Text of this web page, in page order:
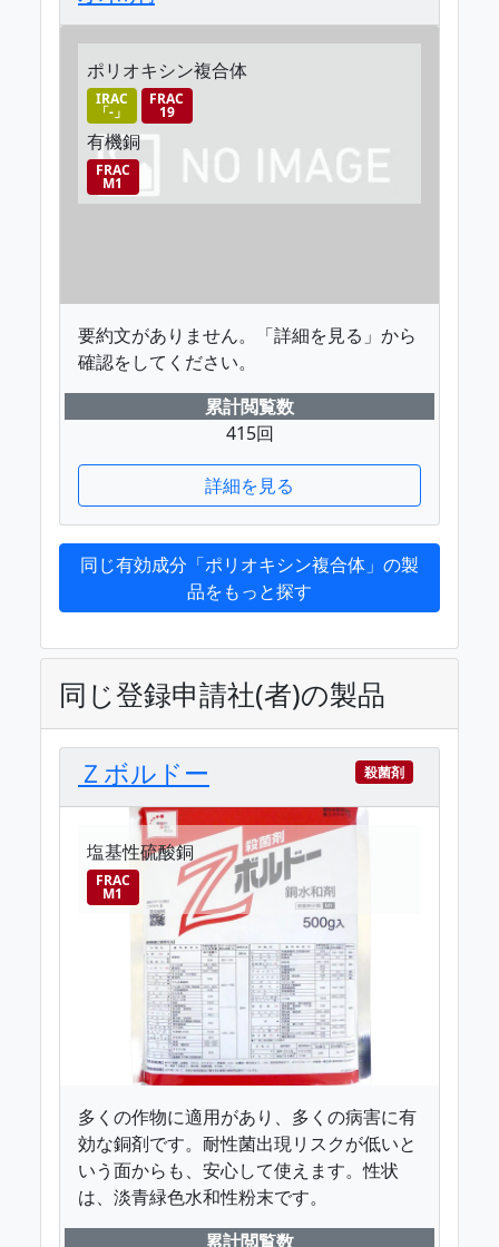
ポリオキシン複合体
IRAC
「-」
FRAC
19
有機銅
FRAC
M1
要約文がありません。「詳細を見る」から
確認をしてください。
累計閲覧数
415回
詳細を見る
同じ有効成分「ポリオキシン複合体」の製
品をもっと探す
同じ登録申請社(者)の製品
Ｚボルドー 殺菌剤
塩基性硫酸銅
FRAC
M1
多くの作物に適用があり、多くの病害に有
効な銅剤です。耐性菌出現リスクが低いと
いう面からも、安心して使えます。性状
は、淡青緑色水和性粉末です。
累計閲覧数